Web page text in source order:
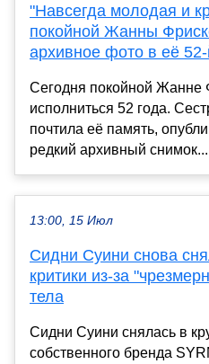
"Навсегда молодая и
покойной Жанны
архивное фото в её
Сегодня покойной Жанне
исполниться 52 года.
почтила её память,
редкий архивный снимок...
13:00, 15 Июл
Сидни Суини снова
критики из-за
тела
Сидни Суини снялась в
собственного бренда